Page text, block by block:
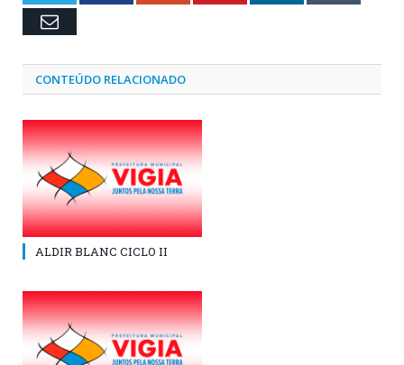
Email
CONTEÚDO RELACIONADO
ALDIR BLANC CICLO II